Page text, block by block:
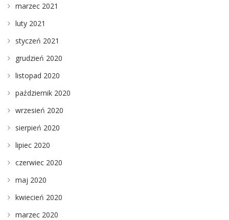
marzec 2021
luty 2021
styczeń 2021
grudzień 2020
listopad 2020
październik 2020
wrzesień 2020
sierpień 2020
lipiec 2020
czerwiec 2020
maj 2020
kwiecień 2020
marzec 2020